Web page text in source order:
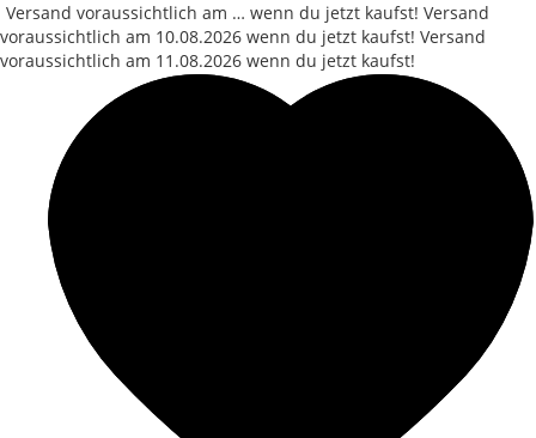
Versand voraussichtlich am … wenn du jetzt kaufst! Versand
voraussichtlich am 10.08.2026 wenn du jetzt kaufst! Versand
voraussichtlich am 11.08.2026 wenn du jetzt kaufst!